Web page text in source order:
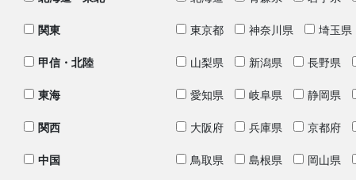
関東 東京都 神奈川県 埼玉県
甲信・北陸 山梨県 新潟県 長野県
東海 愛知県 岐阜県 静岡県
関西 大阪府 兵庫県 京都府
中国 鳥取県 島根県 岡山県